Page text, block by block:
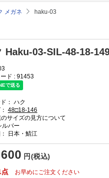
メガネ haku-03
Haku-03-SIL-48-18-
ド : 91453
： ハク
48□18-146
サイズの見方について
ルバー
日本・鯖江
円(税込)
点
お早めにご注文ください